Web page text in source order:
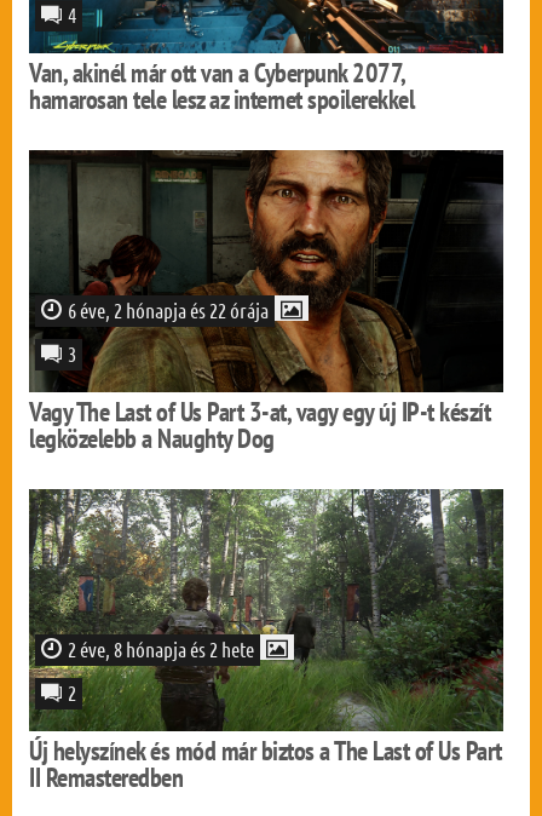
4
Van, akinél már ott van a Cyberpunk 2077,
hamarosan tele lesz az internet spoilerekkel
6 éve, 2 hónapja és 22 órája
3
Vagy The Last of Us Part 3-at, vagy egy új IP-t készít
legközelebb a Naughty Dog
2 éve, 8 hónapja és 2 hete
2
Új helyszínek és mód már biztos a The Last of Us Part
II Remasteredben